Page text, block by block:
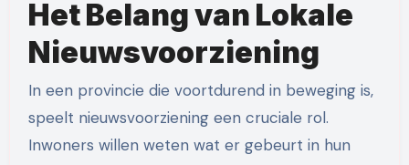
Het Belang van Lokale
Nieuwsvoorziening
In een provincie die voortdurend in beweging is,
speelt nieuwsvoorziening een cruciale rol.
Inwoners willen weten wat er gebeurt in hun